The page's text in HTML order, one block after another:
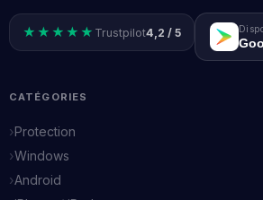
★★★★★ Trustpilot4,2 / 5
CATÉGORIES
Protection
Windows
Android